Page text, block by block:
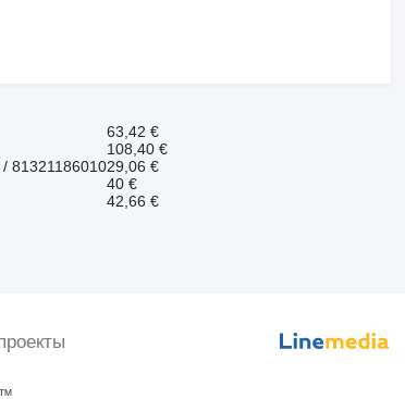
63,42 €
108,40 €
8132118601029,06 €
40 €
42,66 €